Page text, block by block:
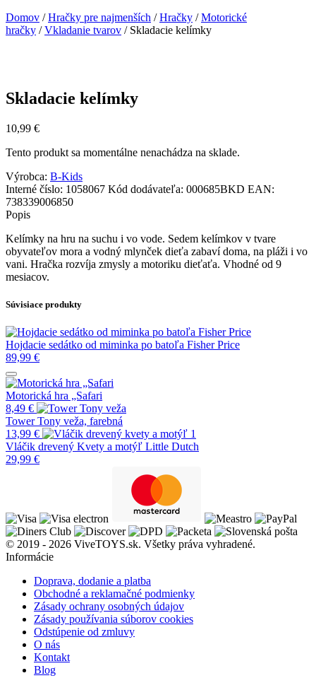
Domov /Hračky pre najmenších /Hračky /Motorické
hračky /Vkladanie tvarov / Skladacie kelímky
Skladacie kelímky
10,99 €
Tento produkt sa momentálne nenachádza na sklade.
Výrobca: B-Kids
Interné číslo: 1058067 Kód dodávateľa: 000685BKD EAN:
738339006850
Popis
Kelímky na hru na suchu i vo vode. Sedem kelímkov v tvare
obyvateľov mora a vodný mlynček dieťa zabaví doma, na pláži i vo
vani. Hračka rozvíja zmysly a motoriku dieťaťa. Vhodné od 9
mesiacov.
Súvisiace produkty
Hojdacie sedátko od miminka po batoľa Fisher Price
89,99 €
Motorická hra „Safari
8,49 €
Tower Tony veža, farebná
13,99 €
Vláčik drevený Kvety a motýľ Little Dutch
29,99 €
© 2019 - 2026 ViveTOYS.sk. Všetky práva vyhradené.
Informácie
Doprava, dodanie a platba
Obchodné a reklamačné podmienky
Zásady ochrany osobných údajov
Zásady používania súborov cookies
Odstúpenie od zmluvy
O nás
Kontakt
Blog